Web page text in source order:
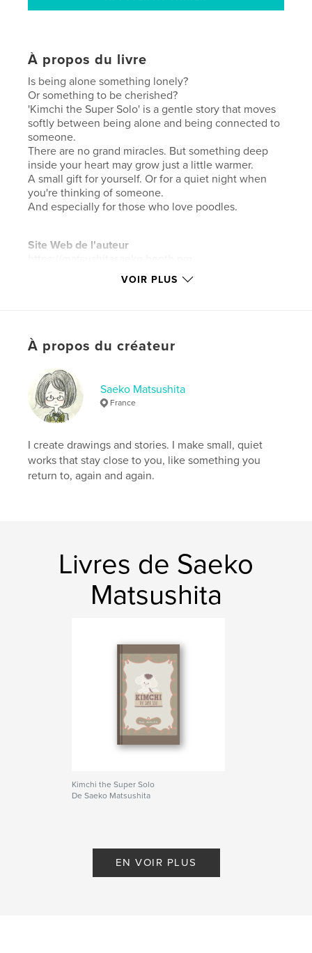
À propos du livre
Is being alone something lonely?
Or something to be cherished?
'Kimchi the Super Solo' is a gentle story that moves
softly between being alone and being connected to
someone.
There are no grand miracles. But something deep
inside your heart may grow just a little warmer.
A small gift for yourself. Or for a quiet night when
you're thinking of someone.
And especially for those who love poodles.
Site Web de l'auteur
Catégories supplémentaires Bandes dessinées
Noël
Format choisi:
# de pages:
60
ISBN
Couverture rigide, jaquette: 9798240636073
Date de publication:avril 09, 2026
Langue
English
VOIR PLUS
À propos du créateur
Saeko Matsushita
France
I create drawings and stories. I make small, quiet
works that stay close to you, like something you
return to, again and again.
Livres de Saeko
Matsushita
Kimchi the Super Solo
De Saeko Matsushita
EN VOIR PLUS